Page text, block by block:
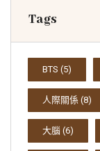
Tags
BTS (5)
人際關係 (8)
大腦 (6)